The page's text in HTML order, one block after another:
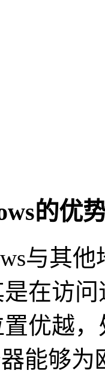
的优
与其
在访
优越
能够